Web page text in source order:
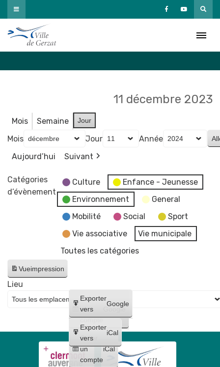
Passer
au
contenu
11 décembre 2023
Mois Semaine Jour
Mois Jour
Année
Aujourd’hui
Suivant
Catégories
d’évènement
Culture
Enfance - Jeunesse
Environnement
General
Mobilité
Social
Sport
Vie associative
Vie municipale
Toutes les catégories
Vueimpression
Créer
un
compte
Google
Créer
un
compte
iCal
Exporter
vers
Google
Exporter
vers
iCal
Lieu